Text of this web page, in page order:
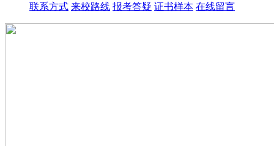
联系方式 来校路线 报考答疑 证书样本 在线留言